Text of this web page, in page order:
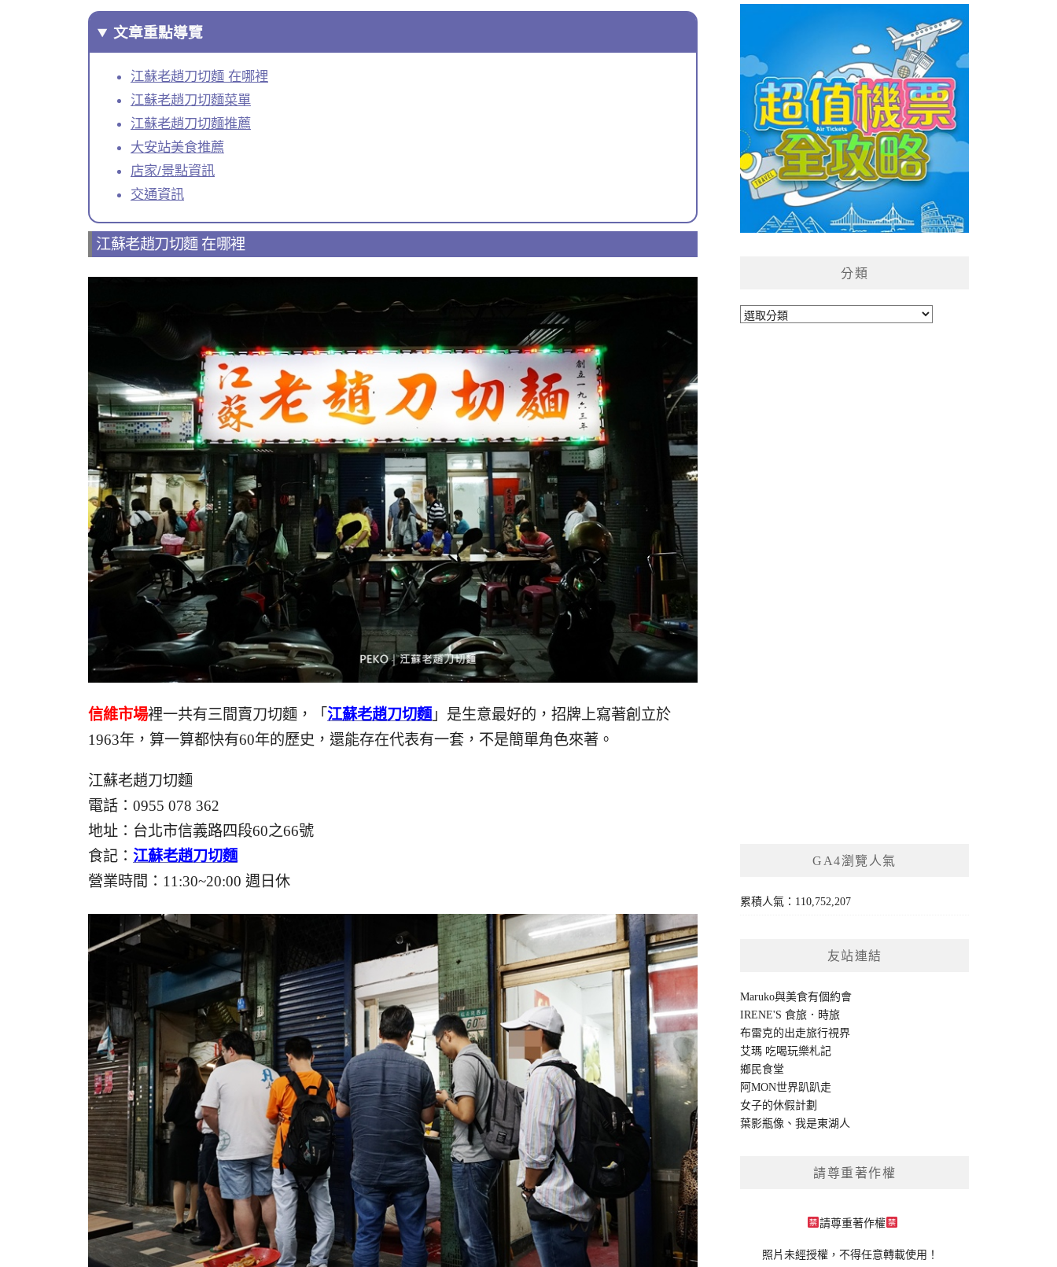
文章重點導覽
江蘇老趙刀切麵 在哪裡
江蘇老趙刀切麵菜單
江蘇老趙刀切麵推薦
大安站美食推薦
店家/景點資訊
交通資訊
江蘇老趙刀切麵 在哪裡
信維市場裡一共有三間賣刀切麵，「 江蘇老趙刀切麵 」是生意最好的，招牌上寫著創立於
1963年，算一算都快有60年的歷史，還能存在代表有一套，不是簡單角色來著。
江蘇老趙刀切麵
電話：0955 078 362
地址：台北市信義路四段60之66號
食記： 江蘇老趙刀切麵
營業時間：11:30~20:00 週日休
分類
分
GA4瀏覽人氣
累積人氣：110,752,207
友站連結
Maruko與美食有個約會
IRENE'S 食旅．時旅
布雷克的出走旅行視界
艾瑪 吃喝玩樂札記
鄉民食堂
阿MON世界趴趴走
女子的休假計劃
葉影瓶像 、我是東湖人
請尊重著作權
請尊重著作權
照片未經授權，不得任意轉載使用！